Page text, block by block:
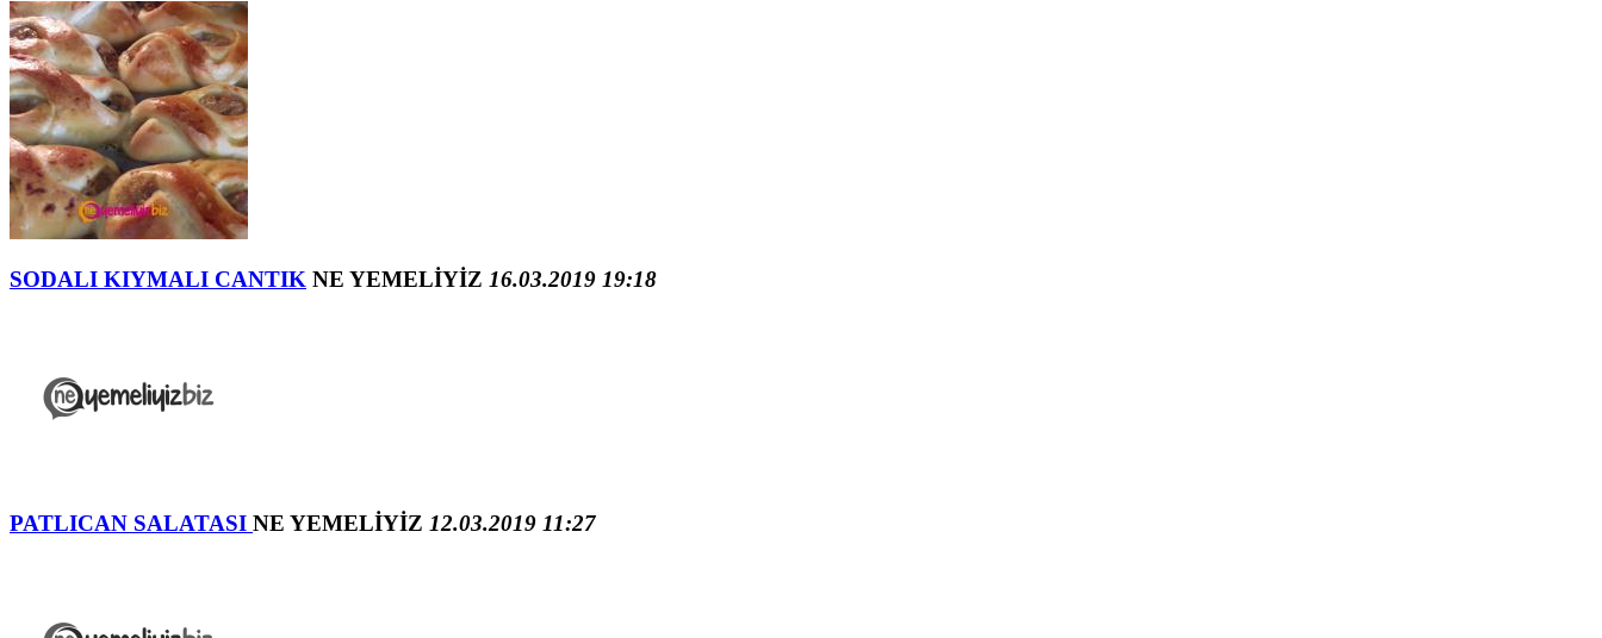
SODALI KIYMALI CANTIK NE YEMELİYİZ 16.03.2019 19:18
PATLICAN SALATASI NE YEMELİYİZ 12.03.2019 11:27